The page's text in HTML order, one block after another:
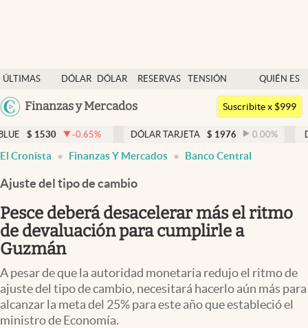
ÚLTIMAS
NOTICIAS
DÓLAR
DÓLAR
RESERVAS
TENSIÓN
GEOPOLÍTICA
QUIÉN ES
QUIÉN
Argentina
Uruguay
Finanzas y Mercados
Dólar
Members
Economía y Política
Finanzas y Mercados
Mercados Online
Negocios
Columnistas
Apertura
Infotechnology
Suscribite x $999
-0.65% DÓLAR TARJETA $ 1976 0.00 % DÓLAR MEP
El Cronista Finanzas Y Mercados Banco Central
Ajuste del tipo de cambio
Pesce deberá desacelerar más el ritmo
de devaluación para cumplirle a
Guzmán
A pesar de que la autoridad monetaria redujo el ritmo de
ajuste del tipo de cambio, necesitará hacerlo aún más para
alcanzar la meta del 25% para este año que estableció el
ministro de Economía.